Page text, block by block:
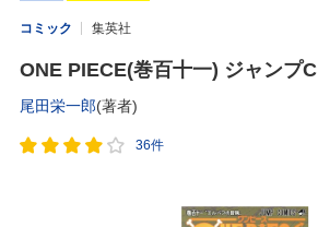
コミック 集英社
ONE PIECE(巻百十一) ジャンプC
尾田栄一郎(著者)
36件